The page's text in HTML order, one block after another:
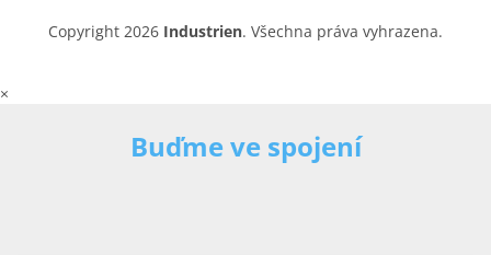
Copyright 2026 Industrien. Všechna práva vyhrazena.
×
Buďme ve spojení